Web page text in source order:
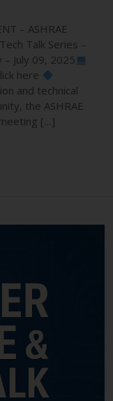
– ASHRAE
Talk Series –
July 09, 2025
here
and technical
the ASHRAE
[…]